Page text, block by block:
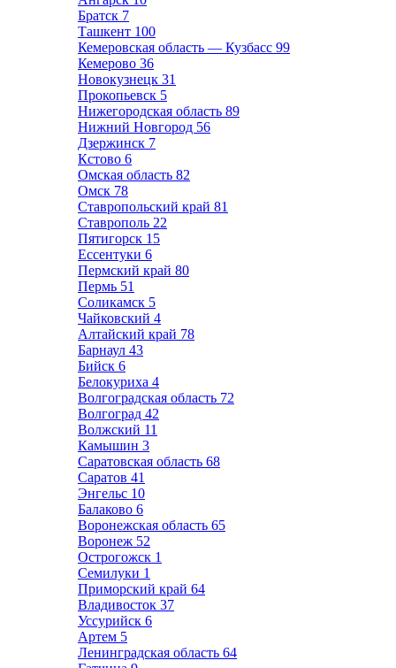
Братск 7
Ташкент 100
Кемеровская область — Кузбасс 99
Кемерово 36
Новокузнецк 31
Прокопьевск 5
Нижегородская область 89
Нижний Новгород 56
Дзержинск 7
Кстово 6
Омская область 82
Омск 78
Ставропольский край 81
Ставрополь 22
Пятигорск 15
Ессентуки 6
Пермский край 80
Пермь 51
Соликамск 5
Чайковский 4
Алтайский край 78
Барнаул 43
Бийск 6
Белокуриха 4
Волгоградская область 72
Волгоград 42
Волжский 11
Камышин 3
Саратовская область 68
Саратов 41
Энгельс 10
Балаково 6
Воронежская область 65
Воронеж 52
Острогожск 1
Семилуки 1
Приморский край 64
Владивосток 37
Уссурийск 6
Артем 5
Ленинградская область 64